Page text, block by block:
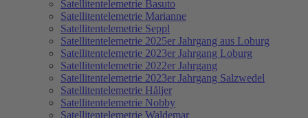
Satellitentelemetrie Basuto
Satellitentelemetrie Marianne
Satellitentelemetrie Seppl
Satellitentelemetrie 2025er Jahrgang aus Loburg
Satellitentelemetrie 2023er Jahrgang Loburg
Satellitentelemetrie 2022er Jahrgang
Satellitentelemetrie 2023er Jahrgang Salzwedel
Satellitentelemetrie Håljer
Satellitentelemetrie Nobby
Satellitentelemetrie Waldemar